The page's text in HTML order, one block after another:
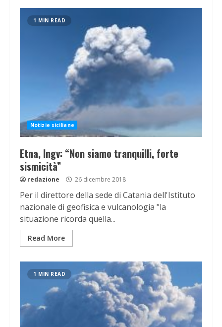
1 MIN READ
Notizie siciliane
Etna, Ingv: “Non siamo tranquilli, forte
sismicità”
redazione 26 dicembre 2018
Per il direttore della sede di Catania dell'Istituto
nazionale di geofisica e vulcanologia "la
situazione ricorda quella...
Read More
1 MIN READ